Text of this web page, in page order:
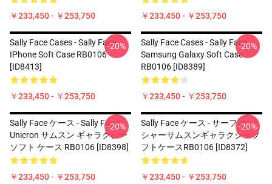
￥233,450 - ￥253,750 ￥233,450 - ￥253,750
Sally Face Cases - Sally Face
IPhone Soft Case RB0106
[ID8413]
￥233,450 - ￥253,750
-20%
Sally Face Cases - Sally Face
Samsung Galaxy Soft Case
RB0106 [ID8389]
￥233,450 - ￥253,750
-20%
Sally Face ケース - Sally Face
Unicron サムスン ギャラクシー
ソフト ケース RB0106 [ID8398]
￥233,450 - ￥253,750
-20%
Sally Face ケース - サーフィッ
シャーサムスンギャラクシーソ
フトケースRB0106 [ID8372]
￥233,450 - ￥253,750
-20%